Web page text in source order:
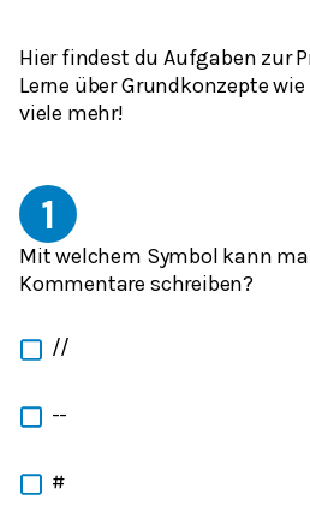
Hier findest du Aufgaben zur
Lerne über Grundkonzepte
viele mehr!
1
Mit welchem Symbol kann
Kommentare schreiben?
//
--
#